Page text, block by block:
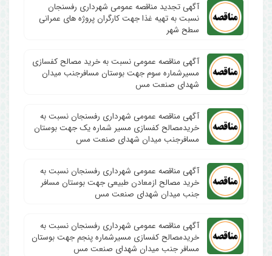
آگهی تجدید مناقصه عمومی شهرداری رفسنجان
نسبت به تهیه غذا جهت کارگران پروژه های عمرانی
سطح شهر
آگهی مناقصه عمومی نسبت به خرید مصالح کفسازی
مسیرشماره سوم جهت بوستان مسافرجنب میدان
شهدای صنعت مس
آگهی مناقصه عمومی شهرداری رفسنجان نسبت به
خریدمصالح کفسازی مسیر شماره یک جهت بوستان
مسافرجنب میدان شهدای صنعت مس
آگهی مناقصه عمومی شهرداری رفسنجان نسبت به
خرید مصالح ازمعادن طبیعی جهت بوستان مسافر
جنب میدان شهدای صنعت مس
آگهی مناقصه عمومی شهرداری رفسنجان نسبت به
خریدمصالح کفسازی مسیرشماره پنجم جهت بوستان
مسافر جنب میدان شهدای صنعت مس